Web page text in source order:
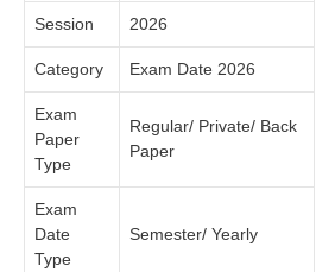
Session 2026
Category Exam Date 2026
Exam
Paper
Type
Regular/ Private/ Back
Paper
Exam
Date
Type
Semester/ Yearly